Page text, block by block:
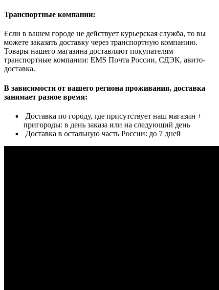
Транспортные компании:
Если в вашем городе не действует курьерская служба, то вы
можете заказать доставку через транспортную компанию.
Товары нашего магазина доставляют покупателям
транспортные компании: EMS Почта России, СДЭК, авито-
доставка.
В зависимости от вашего региона проживания, доставка
занимает разное время:
Доставка по городу, где присутствует наш магазин +
пригороды: в день заказа или на следующий день
Доставка в остальную часть России: до 7 дней